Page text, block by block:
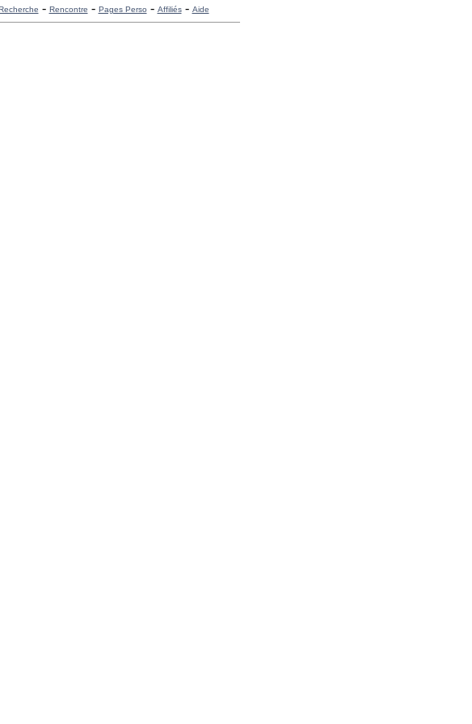
- Rencontre - Pages Perso - Affiliés- Aide